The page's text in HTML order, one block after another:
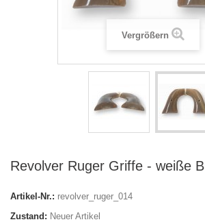
Vergrößern
Revolver Ruger Griffe - weiße
Artikel-Nr.: revolver_ruger_014
Zustand: Neuer Artikel